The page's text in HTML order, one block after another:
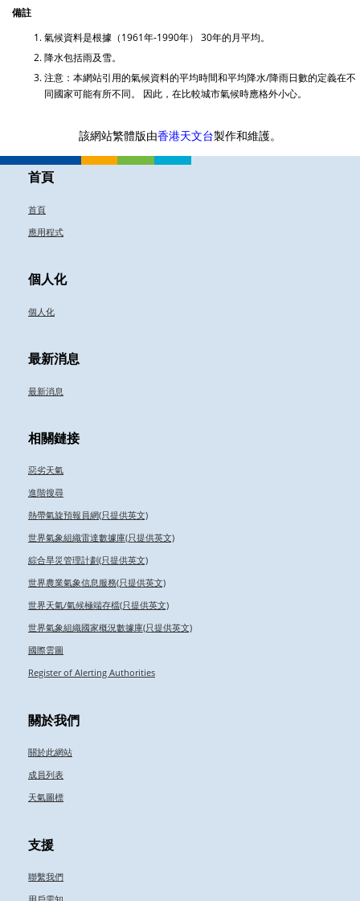
備註
氣候資料是根據（1961年-1990年） 30年的月平均。
降水包括雨及雪。
注意：本網站引用的氣候資料的平均時間和平均降水/降雨日數的定義在不
同國家可能有所不同。 因此，在比較城市氣候時應格外小心。
該網站繁體版由香港天文台製作和維護。
首頁
首頁
應用程式
個人化
個人化
最新消息
最新消息
相關鏈接
惡劣天氣
進階搜尋
熱帶氣旋預報員網(只提供英文)
世界氣象組織雷達數據庫(只提供英文)
綜合旱災管理計劃(只提供英文)
世界農業氣象信息服務(只提供英文)
世界天氣/氣候極端存檔(只提供英文)
世界氣象組織國家概況數據庫(只提供英文)
國際雲圖
Register of Alerting Authorities
關於我們
關於此網站
成員列表
天氣圖標
支援
聯繫我們